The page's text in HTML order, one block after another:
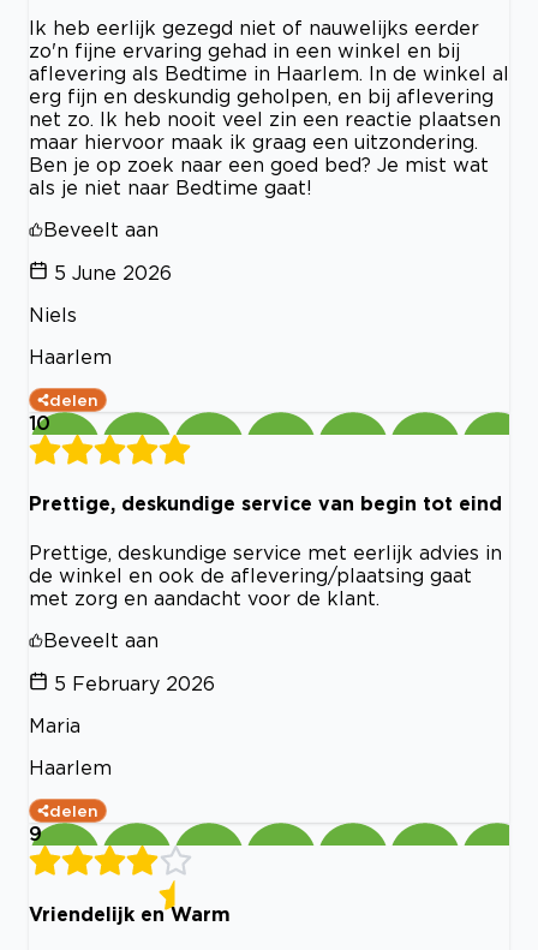
Ik heb eerlijk gezegd niet of nauwelijks eerder
zo'n fijne ervaring gehad in een winkel en bij
aflevering als Bedtime in Haarlem. In de winkel al
erg fijn en deskundig geholpen, en bij aflevering
net zo. Ik heb nooit veel zin een reactie plaatsen
maar hiervoor maak ik graag een uitzondering.
Ben je op zoek naar een goed bed? Je mist wat
als je niet naar Bedtime gaat!
Beveelt aan
5 June 2026
Niels
Haarlem
delen
10
Prettige, deskundige service van begin tot eind
Prettige, deskundige service met eerlijk advies in
de winkel en ook de aflevering/plaatsing gaat
met zorg en aandacht voor de klant.
Beveelt aan
5 February 2026
Maria
Haarlem
delen
9
Vriendelijk en Warm